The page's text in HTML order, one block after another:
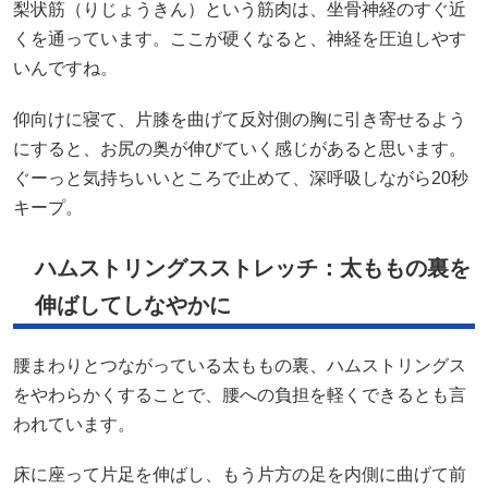
梨状筋（りじょうきん）という筋肉は、坐骨神経のすぐ近
くを通っています。ここが硬くなると、神経を圧迫しやす
いんですね。
仰向けに寝て、片膝を曲げて反対側の胸に引き寄せるよう
にすると、お尻の奥が伸びていく感じがあると思います。
ぐーっと気持ちいいところで止めて、深呼吸しながら20秒
キープ。
ハムストリングスストレッチ：太ももの裏を
伸ばしてしなやかに
腰まわりとつながっている太ももの裏、ハムストリングス
をやわらかくすることで、腰への負担を軽くできるとも言
われています。
床に座って片足を伸ばし、もう片方の足を内側に曲げて前